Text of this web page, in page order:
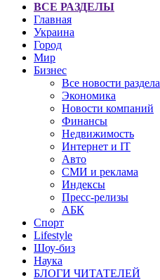
ВСЕ РАЗДЕЛЫ
Главная
Украина
Город
Мир
Бизнес
Все новости раздела
Экономика
Новости компаний
Финансы
Недвижимость
Интернет и IT
Авто
СМИ и реклама
Индексы
Пресс-релизы
АБК
Спорт
Lifestyle
Шоу-биз
Наука
БЛОГИ ЧИТАТЕЛЕЙ